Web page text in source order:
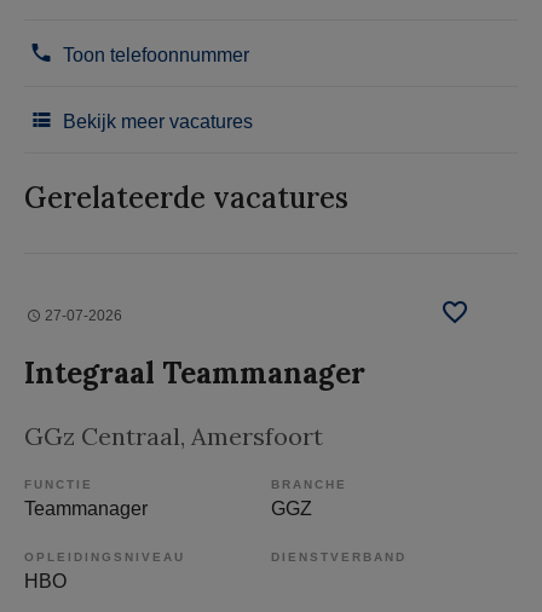
Toon telefoonnummer
Bekijk meer vacatures
Gerelateerde vacatures
27-07-2026
Integraal Teammanager
GGz Centraal, Amersfoort
FUNCTIE
Teammanager
BRANCHE
GGZ
OPLEIDINGSNIVEAU
HBO
DIENSTVERBAND